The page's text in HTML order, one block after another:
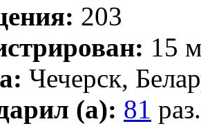
203
15
Чечерск,
(а): 81 раз.